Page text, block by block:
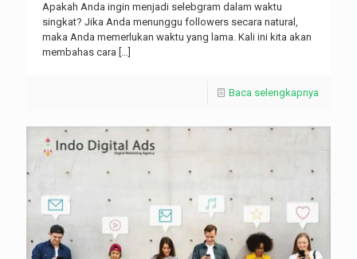
Apakah Anda ingin menjadi selebgram dalam waktu
singkat? Jika Anda menunggu followers secara natural,
maka Anda memerlukan waktu yang lama. Kali ini kita akan
membahas cara […]
Baca selengkapnya